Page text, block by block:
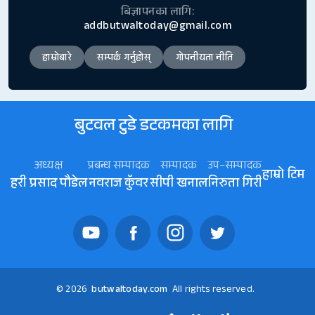
बिज्ञापनका लागि:
addbutwaltoday@gmail.com
हाम्रोबारे सम्पर्क गर्नुहोस् गोपनीयता नीति
बुटवल टुडे डटकमका लागि
अध्यक्ष
हरी प्रसाद पौडेल
प्रबन्ध सम्पादक
नवराज कॅुवर
सम्पादक
सीपी खनाल
उप–सम्पादक
निरुता गिरीहाम्रो टिम
© 2026 butwaltoday.com All rights reserved.